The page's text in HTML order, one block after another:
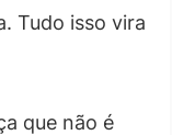
Tudo isso vira
que não é